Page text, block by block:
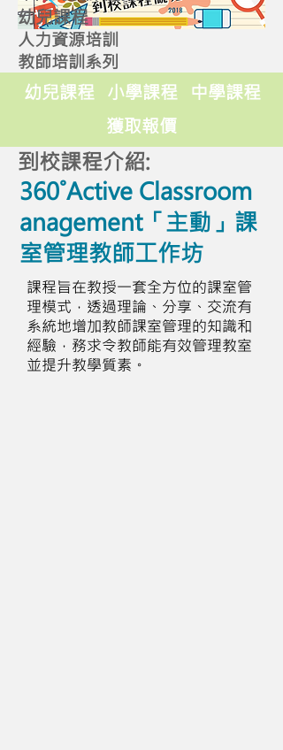
幼兒課程
人力資源培訓
教師培訓系列
幼兒課程 小學課程
中學課程
獲取報價
到校課程介紹:
360˚Active Classroom
anagement「主動」課
室管理教師工作坊
課程旨在教授一套全方位的課室管
理模式，透過理論、分享、交流有
系統地增加教師課室管理的知識和
經驗，務求令教師能有效管理教室
並提升教學質素。